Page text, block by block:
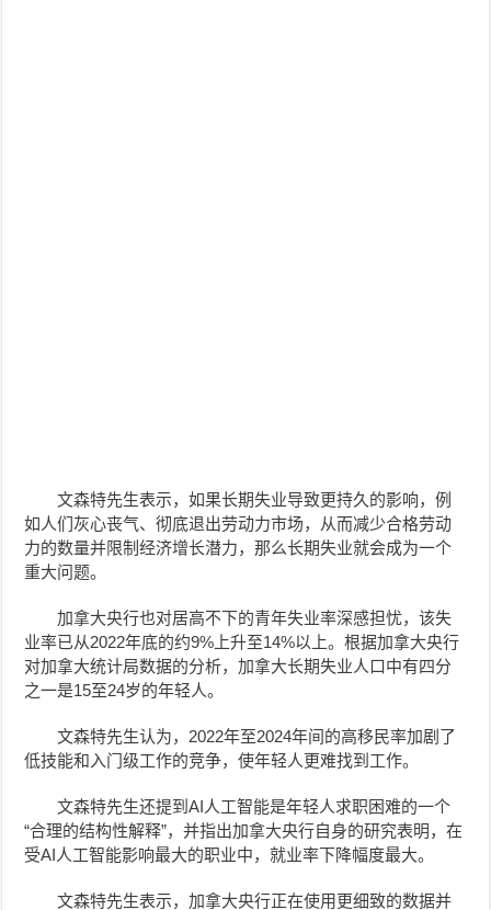
文森特先生表示，如果长期失业导致更持久的影响，例
如人们灰心丧气、彻底退出劳动力市场，从而减少合格劳动
力的数量并限制经济增长潜力，那么长期失业就会成为一个
重大问题。
加拿大央行也对居高不下的青年失业率深感担忧，该失
业率已从2022年底的约9%上升至14%以上。根据加拿大央行
对加拿大统计局数据的分析，加拿大长期失业人口中有四分
之一是15至24岁的年轻人。
文森特先生认为，2022年至2024年间的高移民率加剧了
低技能和入门级工作的竞争，使年轻人更难找到工作。
文森特先生还提到AI人工智能是年轻人求职困难的一个
“合理的结构性解释”，并指出加拿大央行自身的研究表明，在
受AI人工智能影响最大的职业中，就业率下降幅度最大。
文森特先生表示，加拿大央行正在使用更细致的数据并